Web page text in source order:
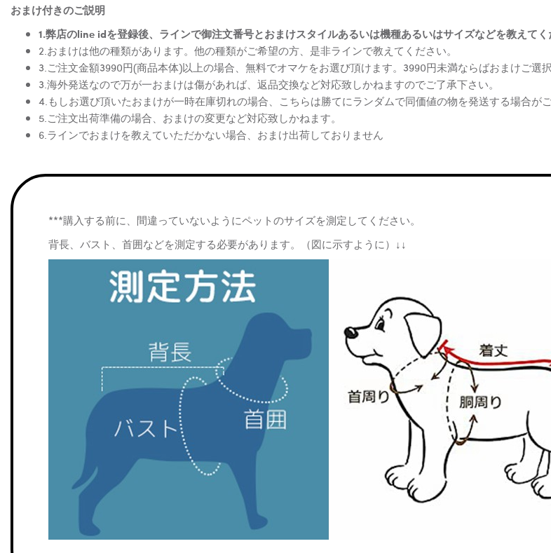
おまけ付きのご説明
1.弊店のline idを登録後、ラインで御注文番号とおまけスタイルあるいは機種あるいはサイズなどを教えてく
2.おまけは他の種類があります。他の種類がご希望の方、是非ラインで教えてください。
3.ご注文金額3990円(商品本体)以上の場合、無料でオマケをお選び頂けます。3990円未満ならばおまけご選
3.海外発送なので万が一おまけは傷があれば、返品交換など対応致しかねますのでご了承下さい。
4.もしお選び頂いたおまけが一時在庫切れの場合、こちらは勝てにランダムで同価値の物を発送する場合がご
5.ご注文出荷準備の場合、おまけの変更など対応致しかねます。
6.ラインでおまけを教えていただかない場合、おまけ出荷しておりません
***購入する前に、間違っていないようにペットのサイズを測定してください。
背長、バスト、首囲などを測定する必要があります。（図に示すように）↓↓